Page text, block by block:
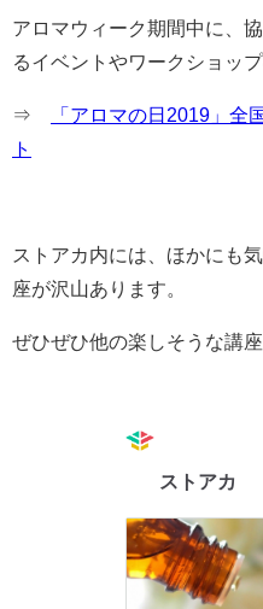
アロマウィーク期間中に、
るイベントやワークショッ
⇒
「アロマの日2019」
ト
ストアカ内には、ほかにも
座が沢山あります。
ぜひぜひ他の楽しそうな講
ストアカ